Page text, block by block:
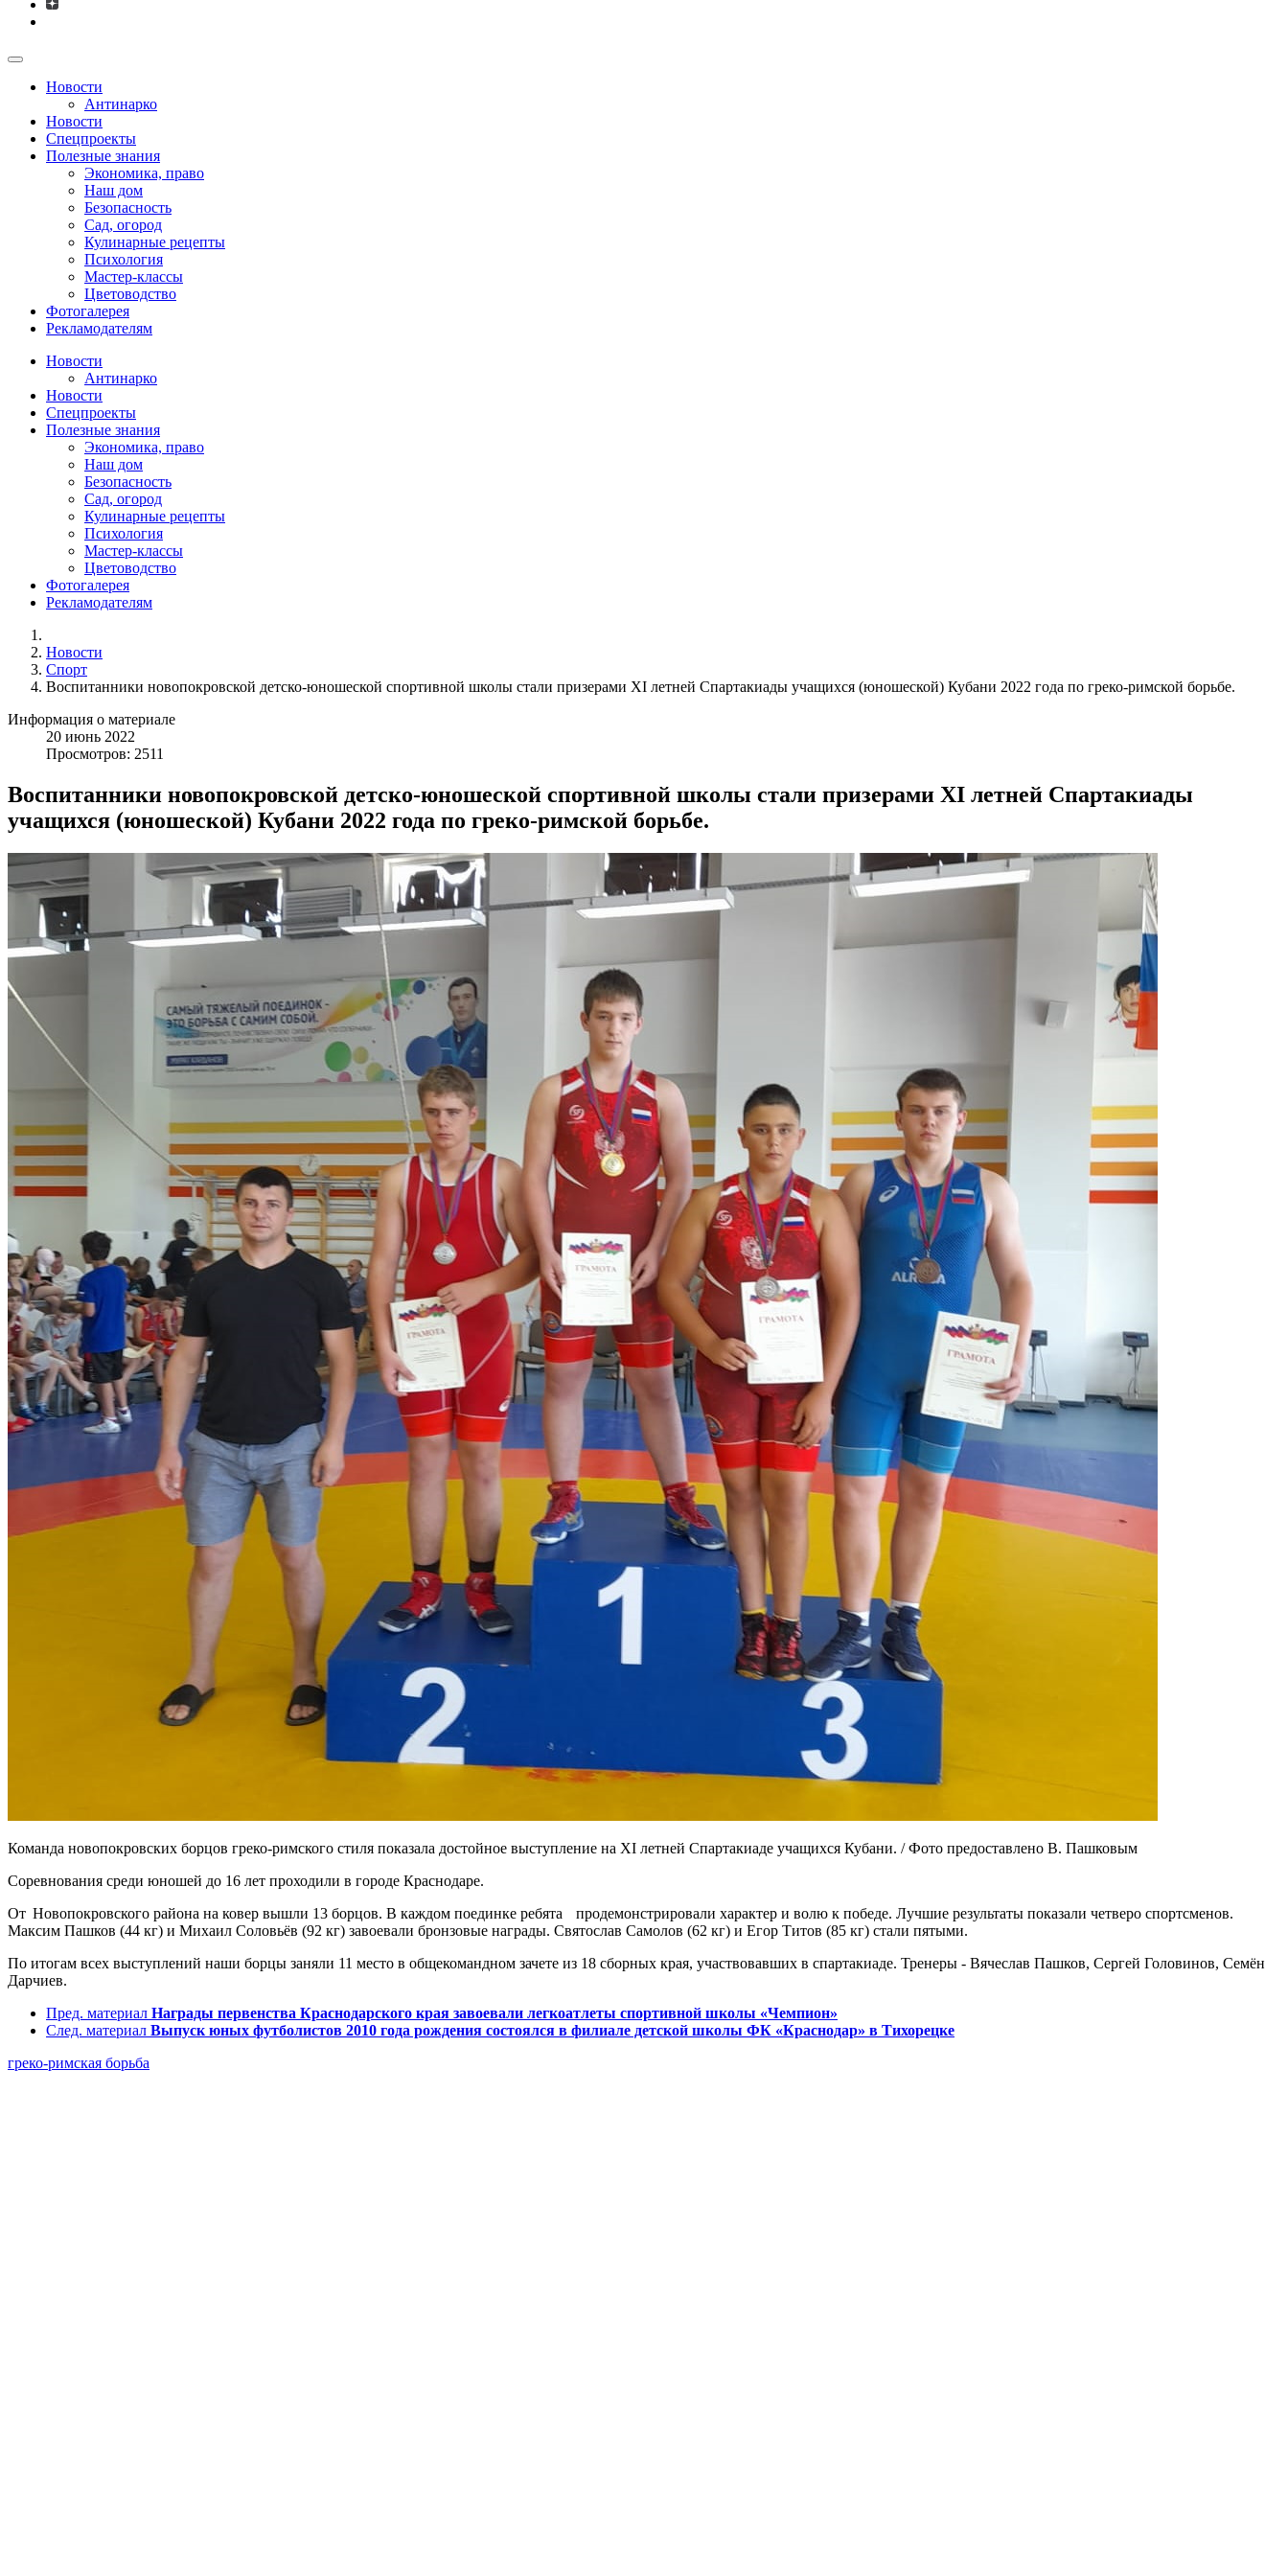
Новости
Антинарко
Новости
Спецпроекты
Полезные знания
Экономика, право
Наш дом
Безопасность
Сад, огород
Кулинарные рецепты
Психология
Мастер-классы
Цветоводство
Фотогалерея
Рекламодателям
Новости
Антинарко
Новости
Спецпроекты
Полезные знания
Экономика, право
Наш дом
Безопасность
Сад, огород
Кулинарные рецепты
Психология
Мастер-классы
Цветоводство
Фотогалерея
Рекламодателям
Новости
Спорт
Воспитанники новопокровской детско-юношеской спортивной школы стали призерами XI летней Спартакиады учащихся (юношеской) Кубани 2022 года по греко-римской борьбе.
Информация о материале
20 июнь 2022
Просмотров: 2511
Воспитанники новопокровской детско-юношеской спортивной школы стали призерами XI летней Спартакиады
учащихся (юношеской) Кубани 2022 года по греко-римской борьбе.
Команда новопокровских борцов греко-римского стиля показала достойное выступление на XI летней Спартакиаде учащихся Кубани. / Фото предоставлено В. Пашковым
Соревнования среди юношей до 16 лет проходили в городе Краснодаре.
От Новопокровского района на ковер вышли 13 борцов. В каждом поединке ребята продемонстрировали характер и волю к победе. Лучшие результаты показали четверо спортсменов.
Максим Пашков (44 кг) и Михаил Соловьёв (92 кг) завоевали бронзовые награды. Святослав Самолов (62 кг) и Егор Титов (85 кг) стали пятыми.
По итогам всех выступлений наши борцы заняли 11 место в общекомандном зачете из 18 сборных края, участвовавших в спартакиаде. Тренеры - Вячеслав Пашков, Сергей Головинов, Семён
Дарчиев.
Пред. материал Награды первенства Краснодарского края завоевали легкоатлеты спортивной школы «Чемпион»
След. материал Выпуск юных футболистов 2010 года рождения состоялся в филиале детской школы ФК «Краснодар» в Тихорецке
греко-римская борьба